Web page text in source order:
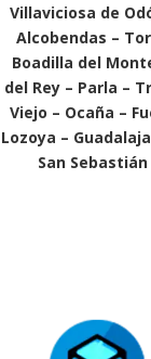
Villaviciosa de
Alcobendas –
Boadilla del
del Rey– Parla –
Viejo – Ocaña –
Lozoya –
San